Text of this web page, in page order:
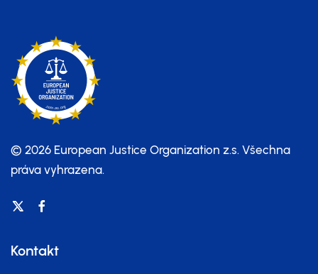
© 2026 European Justice Organization z.s. Všechna
práva vyhrazena.
Kontakt